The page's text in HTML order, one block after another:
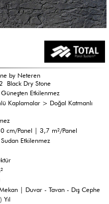
by Neteren
Black Dry Stone
Etkilenmez
Kaplamalar > Doğal Katmanlı
cm/Panel | 3,7 m²/Panel
Etkilenmez
| Duvar - Tavan - Dış Cephe